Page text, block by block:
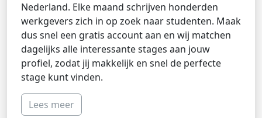
Nederland. Elke maand schrijven honderden
werkgevers zich in op zoek naar studenten. Maak
dus snel een gratis account aan en wij matchen
dagelijks alle interessante stages aan jouw
profiel, zodat jij makkelijk en snel de perfecte
stage kunt vinden.
Lees meer